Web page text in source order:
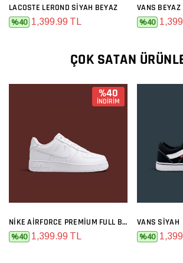
LACOSTE LEROND SIYAH BEYAZ
%40 1,399.99 TL
VANS BEYAZ
%40
ÇOK SATAN
%40
İNDİRİM
NIKE AIRFORCE PREMIUM FULL BEYAZ
%40 1,399.99 TL
VANS SIYAH
%40